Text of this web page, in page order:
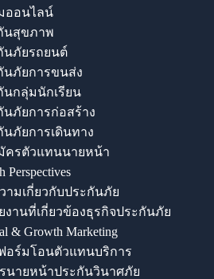
ออนไลน์
นสุขภาพ
นภัยรถยนต์
นภัยการขนส่ง
นกลุ่มนักเรียน
นภัยการก่อสร้าง
นภัยการเดินทาง
ครตัวแทนนายหน้า
Perspectives
ามเกี่ยวกับประกันภัย
งานที่เกี่ยวข้องธุรกิจประกันภัย
& Growth Marketing
อร์มโอนตัวแทนบริการ
นายหน้าประกันวินาศภัย